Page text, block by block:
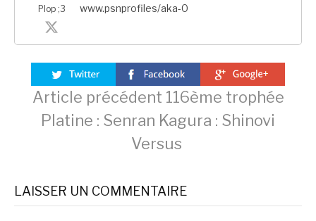
Plop ;3
www.psnprofiles/aka-0
Lire
suite
Article précédent 116ème trophée
Platine : Senran Kagura : Shinovi
Versus
LAISSER UN COMMENTAIRE